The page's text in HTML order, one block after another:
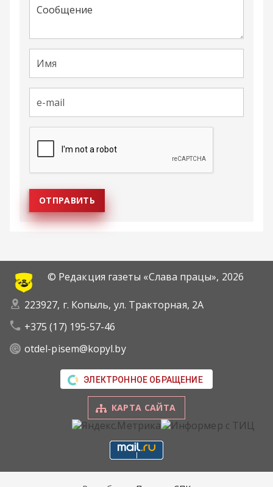
© Редакция газеты «Слава працы», 2026
223927, г. Копыль, ул. Тракторная, 2А
+375 (17) 195-57-46
otdel-pisem@kopyl.by
ЭЛЕКТРОННОЕ ОБРАЩЕНИЕ
КАРТА САЙТА